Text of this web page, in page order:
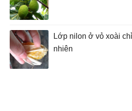
Lớp nilon ở vỏ xoài
nhiên